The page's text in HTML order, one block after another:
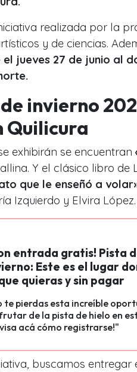
realizada por la
y de ciencias.
jueves 27 de junio al
invierno
Quilicura
exhibirán se encuentran
Y el clásico libro de
que le enseñó a
Izquierdo y Elvira López.
entrada gratis! Pista
Este es el lugar
quieras y sin pagar
te pierdas esta increíble
de la pista de hielo en
acá cómo registrarse!"
buscamos